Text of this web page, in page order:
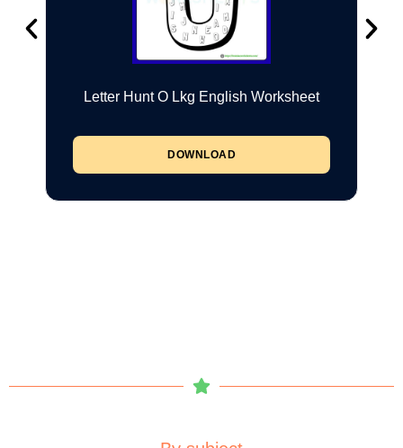
Letter Hunt O Lkg English Worksheet
DOWNLOAD